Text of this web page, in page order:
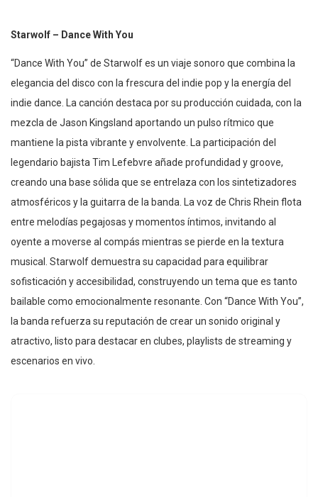
Starwolf – Dance With You
“Dance With You” de Starwolf es un viaje sonoro que combina la
elegancia del disco con la frescura del indie pop y la energía del
indie dance. La canción destaca por su producción cuidada, con la
mezcla de Jason Kingsland aportando un pulso rítmico que
mantiene la pista vibrante y envolvente. La participación del
legendario bajista Tim Lefebvre añade profundidad y groove,
creando una base sólida que se entrelaza con los sintetizadores
atmosféricos y la guitarra de la banda. La voz de Chris Rhein flota
entre melodías pegajosas y momentos íntimos, invitando al
oyente a moverse al compás mientras se pierde en la textura
musical. Starwolf demuestra su capacidad para equilibrar
sofisticación y accesibilidad, construyendo un tema que es tanto
bailable como emocionalmente resonante. Con “Dance With You”,
la banda refuerza su reputación de crear un sonido original y
atractivo, listo para destacar en clubes, playlists de streaming y
escenarios en vivo.